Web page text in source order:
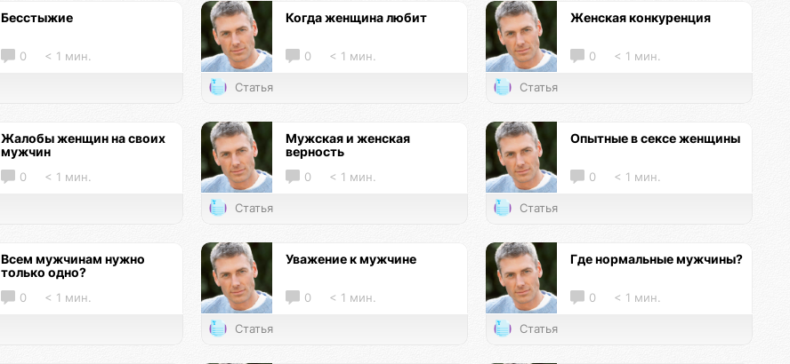
Бесстыжие
0 < 1 мин.
Когда женщина любит
0 < 1 мин.
Статья
Женская конкуренция
0 < 1 мин.
Статья
Жалобы женщин на своих
мужчин
0 < 1 мин.
Мужская и женская
верность
0 < 1 мин.
Статья
Опытные в сексе женщины
0 < 1 мин.
Статья
Всем мужчинам нужно
только одно?
0 < 1 мин.
Уважение к мужчине
0 < 1 мин.
Статья
Где нормальные мужчины?
0 < 1 мин.
Статья